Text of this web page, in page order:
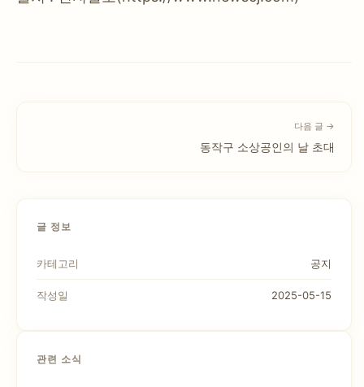
다음 글 →
동작구 소상공인의 날 초대
글 정보
카테고리 공지
작성일 2025-05-15
관련 소식